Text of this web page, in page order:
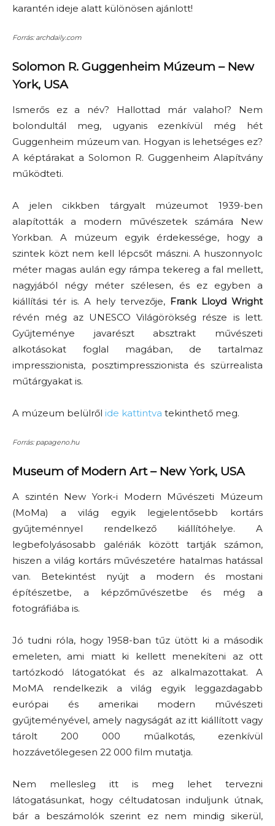
karantén ideje alatt különösen ajánlott!
Forrás: archdaily.com
Solomon R. Guggenheim Múzeum – New
York, USA
Ismerős ez a név? Hallottad már valahol? Nem
bolondultál meg, ugyanis ezenkívül még hét
Guggenheim múzeum van. Hogyan is lehetséges ez?
A képtárakat a Solomon R. Guggenheim Alapítvány
működteti.
A jelen cikkben tárgyalt múzeumot 1939-ben
alapították a modern művészetek számára New
Yorkban. A múzeum egyik érdekessége, hogy a
szintek közt nem kell lépcsőt mászni. A huszonnyolc
méter magas aulán egy rámpa tekereg a fal mellett,
nagyjából négy méter szélesen, és ez egyben a
kiállítási tér is. A hely tervezője, Frank Lloyd Wright
révén még az UNESCO Világörökség része is lett.
Gyűjteménye javarészt absztrakt művészeti
alkotásokat foglal magában, de tartalmaz
impresszionista, posztimpresszionista és szürrealista
műtárgyakat is.
A múzeum belülről ide kattintva tekinthető meg.
Forrás: papageno.hu
Museum of Modern Art– New York, USA
A szintén New York-i Modern Művészeti Múzeum
(MoMa) a világ egyik legjelentősebb kortárs
gyűjteménnyel rendelkező kiállítóhelye. A
legbefolyásosabb galériák között tartják számon,
hiszen a világ kortárs művészetére hatalmas hatással
van. Betekintést nyújt a modern és mostani
építészetbe, a képzőművészetbe és még a
fotográfiába is.
Jó tudni róla, hogy 1958-ban tűz ütött ki a második
emeleten, ami miatt ki kellett menekíteni az ott
tartózkodó látogatókat és az alkalmazottakat. A
MoMA rendelkezik a világ egyik leggazdagabb
európai és amerikai modern művészeti
gyűjteményével, amely nagyságát az itt kiállított vagy
tárolt 200 000 műalkotás, ezenkívül
hozzávetőlegesen 22 000 film mutatja.
Nem mellesleg itt is meg lehet tervezni
látogatásunkat, hogy céltudatosan induljunk útnak,
bár a beszámolók szerint ez nem mindig sikerül,